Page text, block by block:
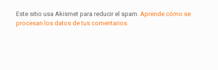
Este sitio usa Akismet para reducir el spam. Aprende cómo se
procesan los datos de tus comentarios.